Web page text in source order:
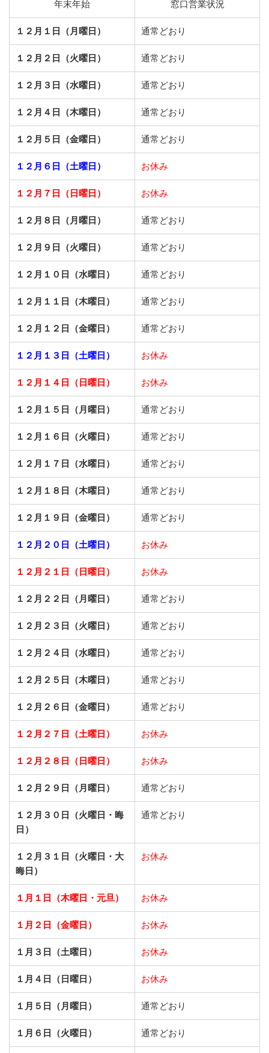
年末年始 窓口営業状況
１２月１日（月曜日） 通常どおり
１２月２日（火曜日） 通常どおり
１２月３日（水曜日） 通常どおり
１２月４日（木曜日） 通常どおり
１２月５日（金曜日） 通常どおり
１２月６日（土曜日） お休み
１２月７日（日曜日） お休み
１２月８日（月曜日） 通常どおり
１２月９日（火曜日） 通常どおり
１２月１０日（水曜日） 通常どおり
１２月１１日（木曜日） 通常どおり
１２月１２日（金曜日） 通常どおり
１２月１３日（土曜日） お休み
１２月１４日（日曜日） お休み
１２月１５日（月曜日） 通常どおり
１２月１６日（火曜日） 通常どおり
１２月１７日（水曜日） 通常どおり
１２月１８日（木曜日） 通常どおり
１２月１９日（金曜日） 通常どおり
１２月２０日（土曜日） お休み
１２月２１日（日曜日） お休み
１２月２２日（月曜日） 通常どおり
１２月２３日（火曜日） 通常どおり
１２月２４日（水曜日） 通常どおり
１２月２５日（木曜日） 通常どおり
１２月２６日（金曜日） 通常どおり
１２月２７日（土曜日） お休み
１２月２８日（日曜日） お休み
１２月２９日（月曜日） 通常どおり
１２月３０日（火曜日・晦
日）
通常どおり
１２月３１日（火曜日・大
晦日）
お休み
１月１日（木曜日・元旦） お休み
１月２日（金曜日） お休み
１月３日（土曜日） お休み
１月４日（日曜日） お休み
１月５日（月曜日） 通常どおり
１月６日（火曜日） 通常どおり